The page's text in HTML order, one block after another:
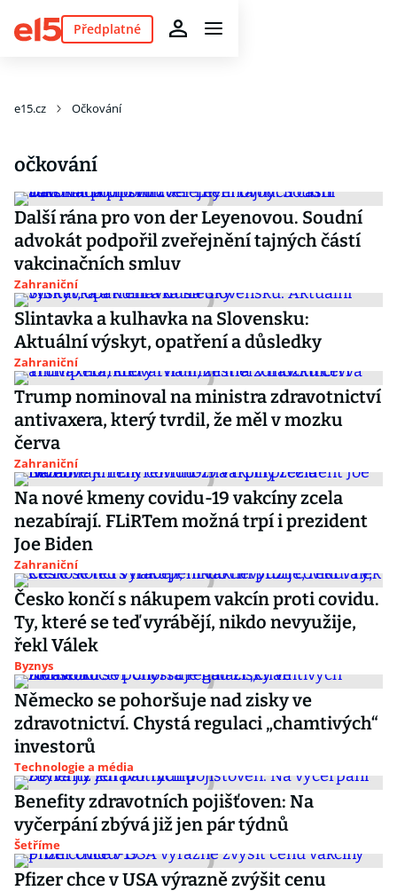
Předplatné
e15.cz Očkování
očkování
Další rána pro von der Leyenovou. Soudní
advokát podpořil zveřejnění tajných částí
vakcinačních smluv
Zahraniční
Slintavka a kulhavka na Slovensku:
Aktuální výskyt, opatření a důsledky
Zahraniční
Trump nominoval na ministra zdravotnictví
antivaxera, který tvrdil, že měl v mozku
červa
Zahraniční
Na nové kmeny covidu-19 vakcíny zcela
nezabírají. FLiRTem možná trpí i prezident
Joe Biden
Zahraniční
Česko končí s nákupem vakcín proti covidu.
Ty, které se teď vyrábějí, nikdo nevyužije,
řekl Válek
Byznys
Německo se pohoršuje nad zisky ve
zdravotnictví. Chystá regulaci „chamtivých“
investorů
Technologie a média
Benefity zdravotních pojišťoven: Na
vyčerpání zbývá již jen pár týdnů
Šetříme
Pfizer chce v USA výrazně zvýšit cenu